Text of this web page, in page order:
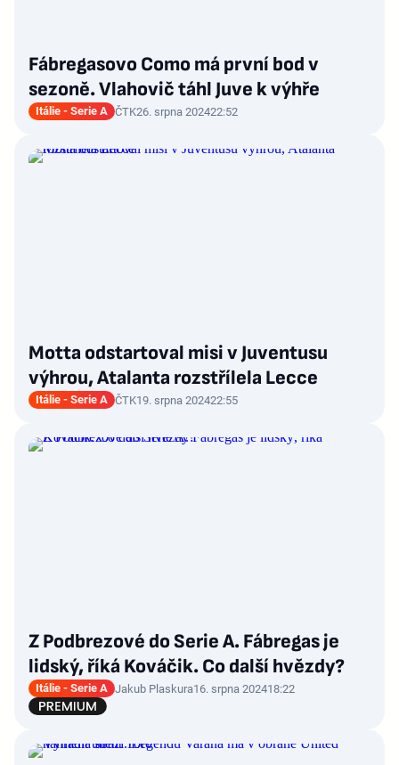
Fábregasovo Como má první bod v
sezoně. Vlahovič táhl Juve k výhře
Itálie - Serie A ČTK26. srpna 202422:52
Motta odstartoval misi v Juventusu
výhrou, Atalanta rozstřílela Lecce
Itálie - Serie A ČTK19. srpna 202422:55
Z Podbrezové do Serie A. Fábregas je
lidský, říká Kováčik. Co další hvězdy?
Itálie - Serie A Jakub Plaskura16. srpna 202418:22